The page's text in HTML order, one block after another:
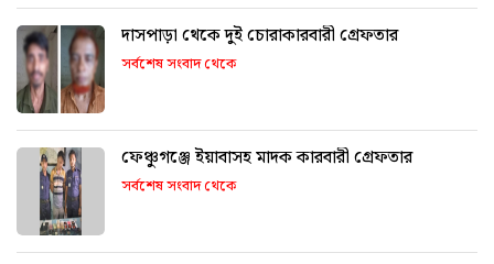
দাসপাড়া থেকে দুই চোরাকারবারী গ্রেফতার
সর্বশেষ সংবাদ থেকে
ফেঞ্চুগঞ্জে ইয়াবাসহ মাদক কারবারী গ্রেফতার
সর্বশেষ সংবাদ থেকে